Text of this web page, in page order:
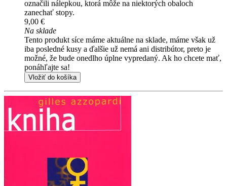
označili nálepkou, ktorá môže na niektorých obaloch
zanechať stopy.
9,00 €
Na sklade
Tento produkt síce máme aktuálne na sklade, máme však už
iba posledné kusy a ďalšie už nemá ani distribútor, preto je
možné, že bude onedlho úplne vypredaný. Ak ho chcete mať,
ponáhľajte sa!
Vložiť do košíka